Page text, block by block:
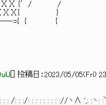
{′/ /
}
{ {
] 投稿日： 2023/05/05(Fri)
: : : : : ://ヽ∧ ',: :ヽ: :